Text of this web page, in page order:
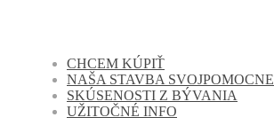
CHCEM KÚPIŤ
NAŠA STAVBA SVOJPOMOCNE
SKÚSENOSTI Z BÝVANIA
UŽITOČNÉ INFO